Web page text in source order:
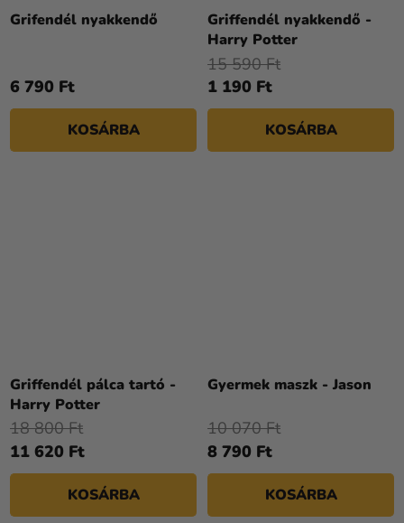
Grifendél nyakkendő
6 790 Ft
KOSÁRBA
Griffendél nyakkendő -
Harry Potter
1 190 Ft
15 590 Ft
KOSÁRBA
Griffendél pálca tartó -
Harry Potter
11 620 Ft
18 800 Ft
KOSÁRBA
Gyermek maszk - Jason
8 790 Ft
10 070 Ft
KOSÁRBA